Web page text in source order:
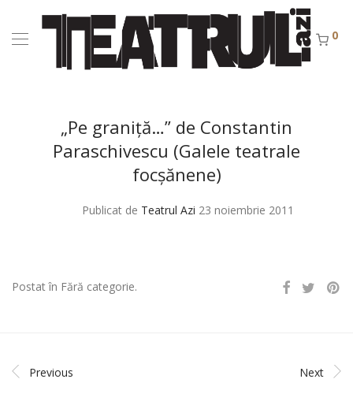
0
„Pe graniţă…” de Constantin
Paraschivescu (Galele teatrale
focşănene)
Publicat de Teatrul Azi 23 noiembrie 2011
Postat în Fără categorie.
Previous Next